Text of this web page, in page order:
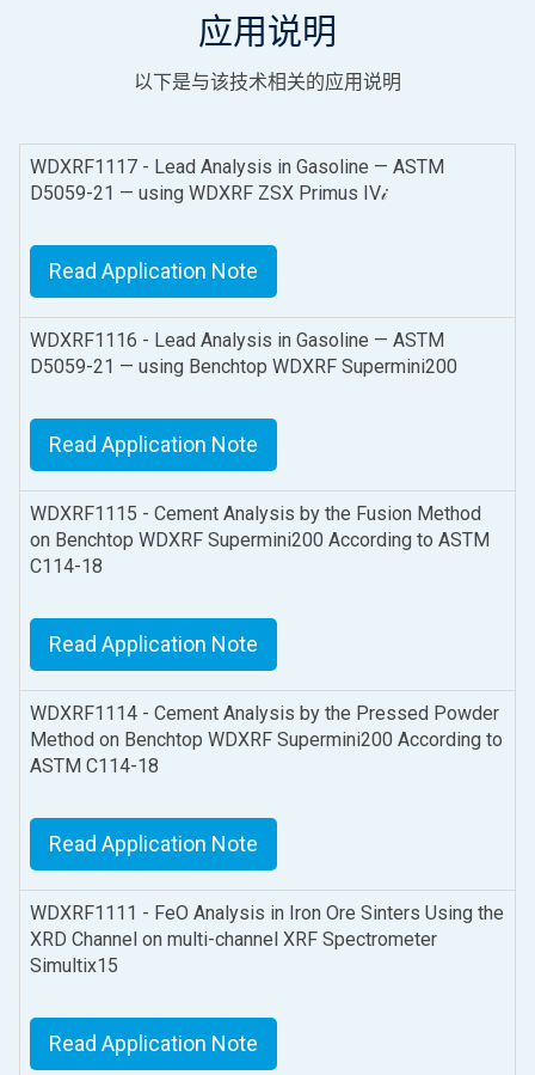
应用说明
以下是与该技术相关的应用说明
WDXRF1117 - Lead Analysis in Gasoline — ASTM
D5059-21 — using WDXRF ZSX Primus IV𝒾
Read Application Note
WDXRF1116 - Lead Analysis in Gasoline — ASTM
D5059-21 — using Benchtop WDXRF Supermini200
Read Application Note
WDXRF1115 - Cement Analysis by the Fusion Method
on Benchtop WDXRF Supermini200 According to ASTM
C114-18
Read Application Note
WDXRF1114 - Cement Analysis by the Pressed Powder
Method on Benchtop WDXRF Supermini200 According to
ASTM C114-18
Read Application Note
WDXRF1111 - FeO Analysis in Iron Ore Sinters Using the
XRD Channel on multi-channel XRF Spectrometer
Simultix15
Read Application Note